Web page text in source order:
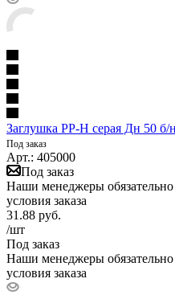
Заглушка PP-H серая Дн 50
Под заказ
Арт.: 405000
Под заказ
Наши менеджеры
условия заказа
31.88 руб.
/шт
Под заказ
Наши менеджеры
условия заказа